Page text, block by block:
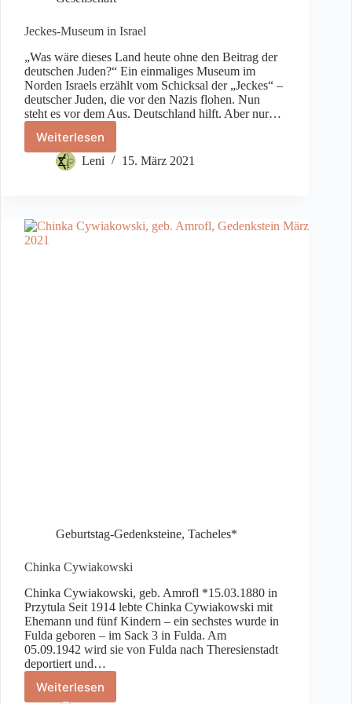
Jeckes-Museum in Israel
„Was wäre dieses Land heute ohne den Beitrag der
deutschen Juden?“ Ein einmaliges Museum im
Norden Israels erzählt vom Schicksal der „Jeckes“ –
deutscher Juden, die vor den Nazis flohen. Nun
steht es vor dem Aus. Deutschland hilft. Aber nur…
Weiterlesen
Jeckes-
Museum
in
Leni 15. März 2021
Geburtstag-Gedenksteine, Tacheles*
Chinka Cywiakowski
Chinka Cywiakowski, geb. Amrofl *15.03.1880 in
Przytula Seit 1914 lebte Chinka Cywiakowski mit
Ehemann und fünf Kindern – ein sechstes wurde in
Fulda geboren – im Sack 3 in Fulda. Am
05.09.1942 wird sie von Fulda nach Theresienstadt
deportiert und…
Weiterlesen
Chinka